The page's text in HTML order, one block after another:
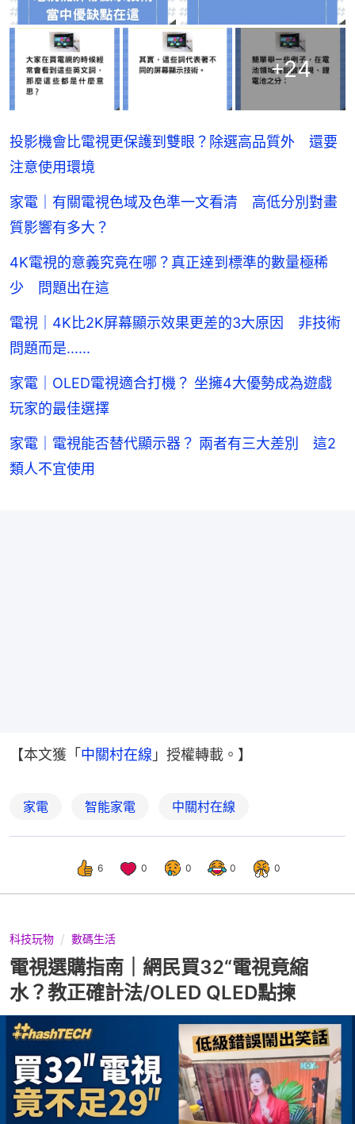
+24
投影機會比電視更保護到雙眼？除選高品質外 還要
注意使用環境
家電｜有關電視色域及色準一文看清 高低分別對畫
質影響有多大？
4K電視的意義究竟在哪？真正達到標準的數量極稀
少 問題出在這
電視｜4K比2K屏幕顯示效果更差的3大原因 非技術
問題而是......
家電｜OLED電視適合打機？ 坐擁4大優勢成為遊戲
玩家的最佳選擇
家電｜電視能否替代顯示器？ 兩者有三大差別 這2
類人不宜使用
【本文獲「 中關村在線 」授權轉載。】
家電 智能家電 中關村在線
6 0 0 0 0
科技玩物 數碼生活
電視選購指南｜網民買32“電視竟縮
水？教正確計法/OLED QLED點揀